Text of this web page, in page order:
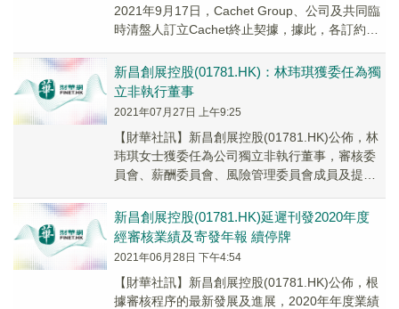
2021年9月17日，Cachet Group、公司及共同臨
時清盤人訂立Cachet終止契據，據此，各訂約方
新昌創展控股(01781.HK)：林玮琪獲委任為獨
立非執行董事
2021年07月27日 上午9:25
【財華社訊】新昌創展控股(01781.HK)公佈，林
玮琪女士獲委任為公司獨立非執行董事，審核委
員會、薪酬委員會、風險管理委員會成員及提名
新昌創展控股(01781.HK)延遲刊發2020年度
經審核業績及寄發年報 續停牌
2021年06月28日 下午4:54
【財華社訊】新昌創展控股(01781.HK)公佈，根
據審核程序的最新發展及進展，2020年年度業績